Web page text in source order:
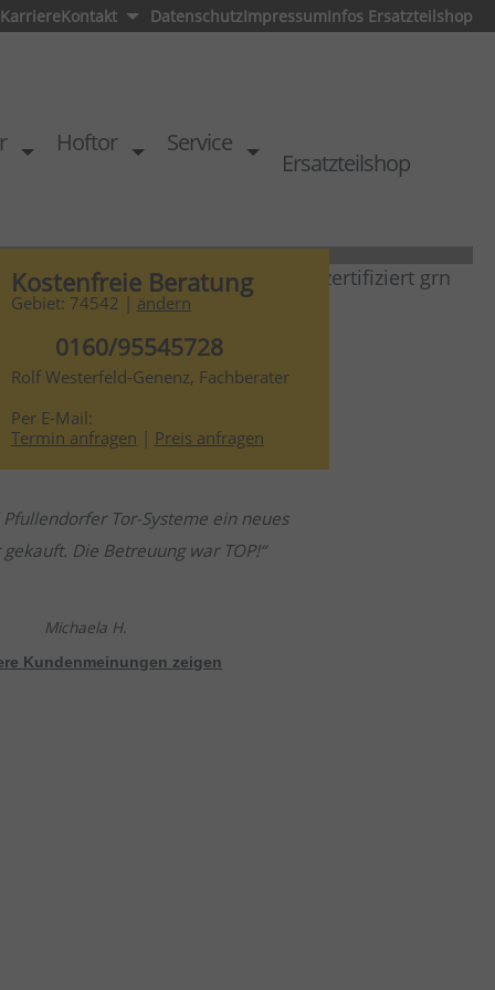
KarriereKontakt DatenschutzImpressumInfos Ersatzteilshop
Hoftor Service
Ersatzteilshop
Kostenfreie Beratung
Gebiet: 74542 | ändern
0160/95545728
Rolf Westerfeld-Genenz, Fachberater
Per E-Mail:
Termin anfragen | Preis anfragen
Tor-Systeme ein neues
Die Betreuung war TOP!
Michaela H.
Kundenmeinungen zeigen